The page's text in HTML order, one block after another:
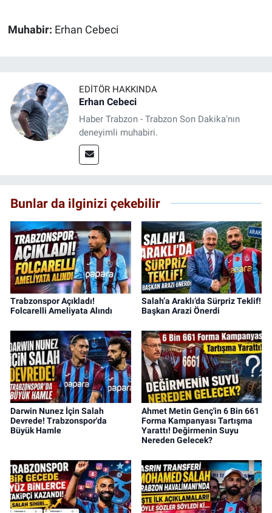
Muhabir: Erhan Cebeci
EDITÖR HAKKINDA
Erhan Cebeci
Haber Trabzon - Trabzon Son Dakika'nın
deneyimli muhabiri.
Bunlar da ilginizi çekebilir
Trabzonspor Açıkladı!
Folcarelli Ameliyata Alındı
Salah’a Araklı’da Sürpriz Teklif!
Başkan Arazi Önerdi
Darwin Nunez İçin Salah
Devrede! Trabzonspor'da
Büyük Hamle
Ahmet Metin Genç'in 6 Bin 661
Forma Kampanyası Tartışma
Yarattı! Değirmenin Suyu
Nereden Gelecek?